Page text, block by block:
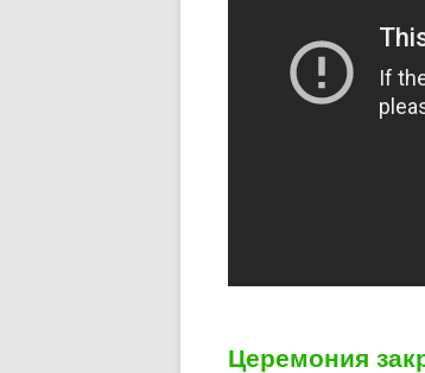
Церемония